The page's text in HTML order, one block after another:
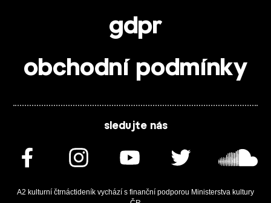
gdpr
obchodní podmínky
sledujte nás
A2 kulturní čtrnáctideník vychází s finanční podporou Ministerstva kultury